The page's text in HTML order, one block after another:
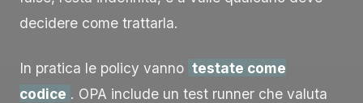
decidere come trattarla.
In pratica le policy vanno testate come
codice . OPA include un test runner che valuta